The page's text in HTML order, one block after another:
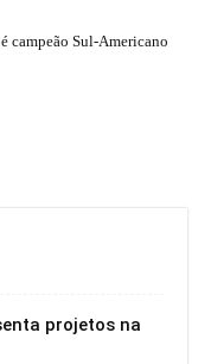
campeão Sul-Americano
projetos na